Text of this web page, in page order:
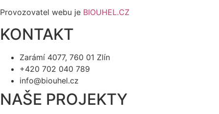
Provozovatel webu je BIOUHEL.CZ
KONTAKT
Zarámí 4077, 760 01 Zlín
+420 702 040 789
info@biouhel.cz
NAŠE PROJEKTY